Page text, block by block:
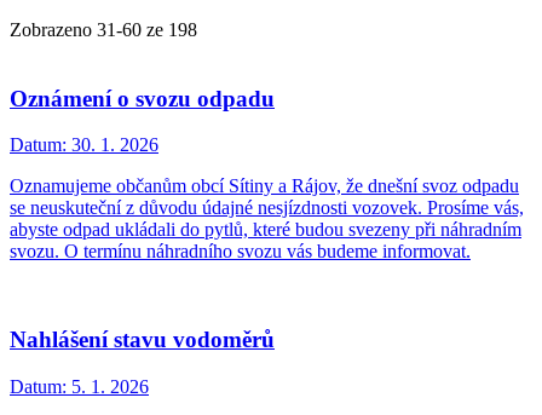
Zobrazeno 31-60 ze 198
Oznámení o svozu odpadu
Datum: 30. 1. 2026
Oznamujeme občanům obcí Sítiny a Rájov, že dnešní svoz odpadu
se neuskuteční z důvodu údajné nesjízdnosti vozovek. Prosíme vás,
abyste odpad ukládali do pytlů, které budou svezeny při náhradním
svozu. O termínu náhradního svozu vás budeme informovat.
Nahlášení stavu vodoměrů
Datum: 5. 1. 2026